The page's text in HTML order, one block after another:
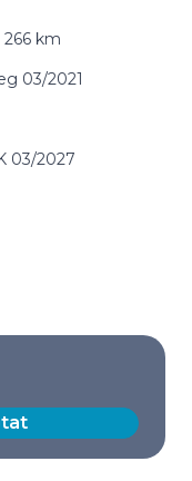
266 km
03/2021
03/2027